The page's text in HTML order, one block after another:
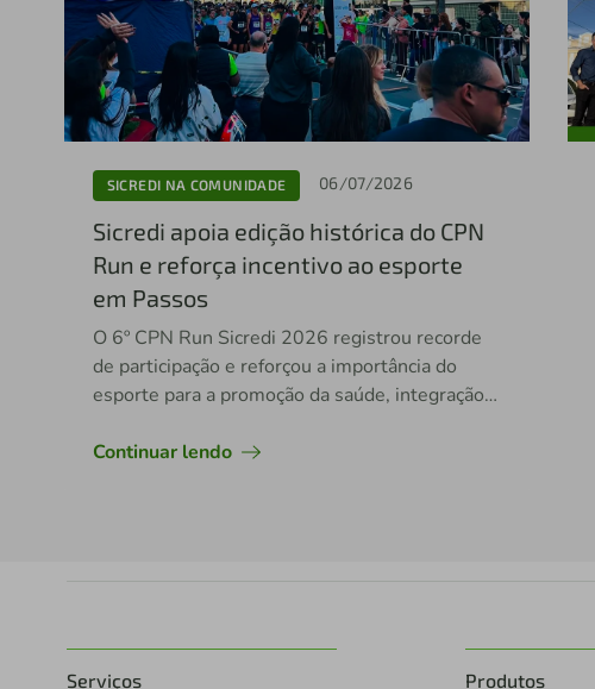
SICREDI NA COMUNIDADE 06/07/2026
Sicredi apoia edição histórica do CPN
Run e reforça incentivo ao esporte
em Passos
O 6º CPN Run Sicredi 2026 registrou recorde
de participação e reforçou a importância do
esporte para a promoção da saúde, integração e
Continuar lendo
Serviços Produtos